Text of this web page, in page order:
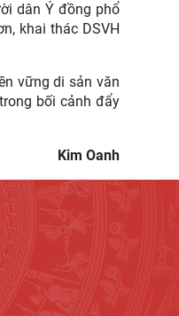
dân Ý đồng phổ
khai thác DSVH
vững di sản văn
bối cảnh đẩy
Kim Oanh